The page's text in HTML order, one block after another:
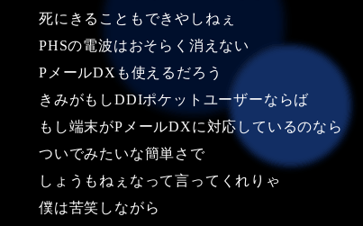
死にきることもできやしねぇ
PHSの電波はおそらく消えない
PメールDXも使えるだろう
きみがもしDDIポケットユーザーならば
もし端末がPメールDXに対応しているのなら
ついでみたいな簡単さで
しょうもねぇなって言ってくれりゃ
僕は苦笑しながら